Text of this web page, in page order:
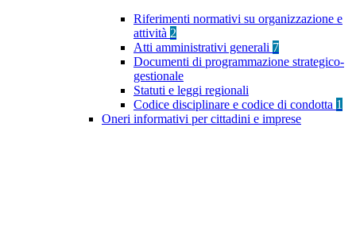
Riferimenti normativi su organizzazione e
attività 2
Atti amministrativi generali 7
Documenti di programmazione strategico-
gestionale
Statuti e leggi regionali
Codice disciplinare e codice di condotta 1
Oneri informativi per cittadini e imprese